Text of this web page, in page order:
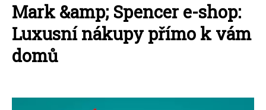
Mark &amp; Spencer e-shop:
Luxusní nákupy přímo k vám
domů